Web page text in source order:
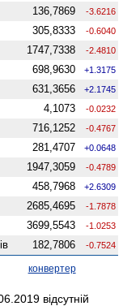
136,7869 -3.6216
305,8333 -0.6040
1747,7338 -2.4810
698,9630 +1.3175
631,3656 +2.1745
4,1073 -0.0232
716,1252 -0.4767
281,4707 +0.0648
1947,3059 -0.4789
458,7968 +2.6309
2685,4695 -1.7878
3699,5543 -1.0253
182,7806 -0.7524
конвертер
відсутній